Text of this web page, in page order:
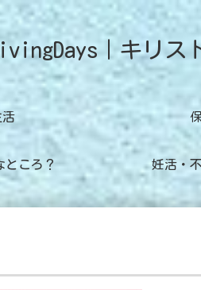
｜キリス
活
ところ？ 妊活・